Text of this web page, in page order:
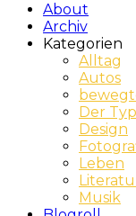
About
Archiv
Kategorien
Alltag
Autos
Der
Design
Leben
Musik